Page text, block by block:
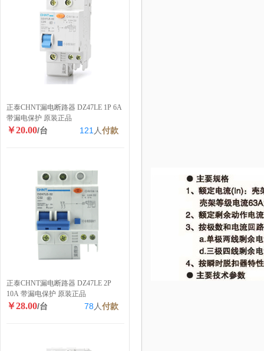
正泰CHNT漏电断路器 DZ47LE 1P 6A
带漏电保护 原装正品
￥20.00/台 121 人付款
正泰CHNT漏电断路器 DZ47LE 2P
10A 带漏电保护 原装正品
￥28.00/台 78 人付款